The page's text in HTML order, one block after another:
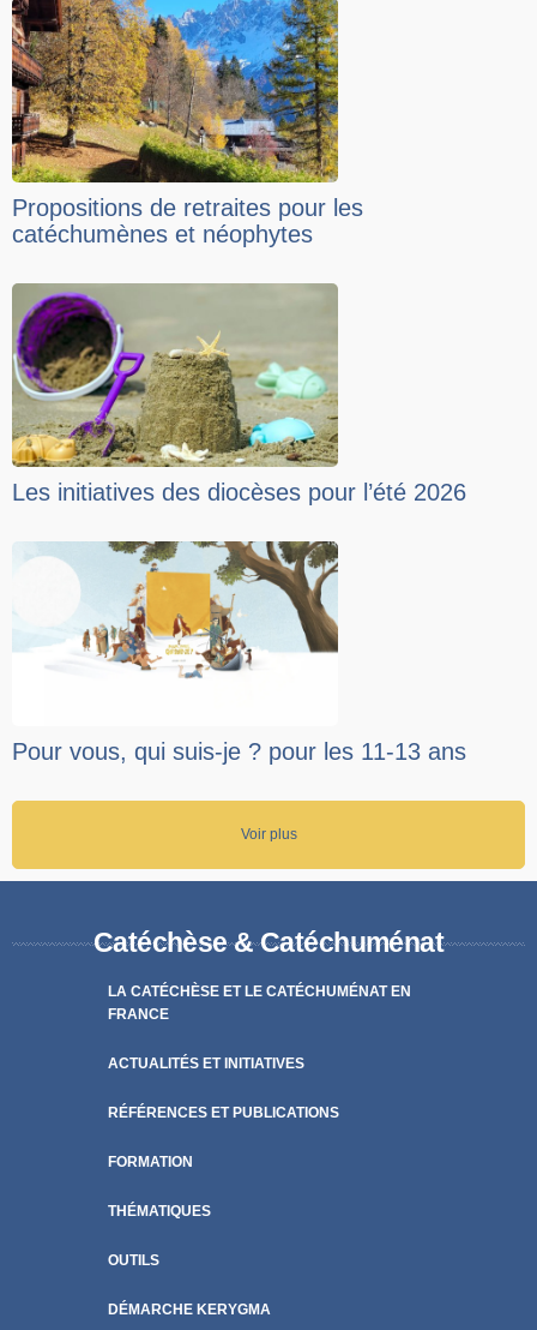
Propositions de retraites pour les
catéchumènes et néophytes
Les initiatives des diocèses pour l’été 2026
Pour vous, qui suis-je ? pour les 11-13 ans
Voir plus
Catéchèse & Catéchuménat
LA CATÉCHÈSE ET LE CATÉCHUMÉNAT EN
FRANCE
ACTUALITÉS ET INITIATIVES
RÉFÉRENCES ET PUBLICATIONS
FORMATION
THÉMATIQUES
OUTILS
DÉMARCHE KERYGMA